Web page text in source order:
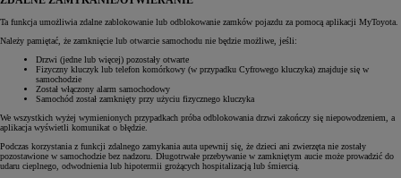
Ta funkcja umożliwia zdalne zablokowanie lub odblokowanie zamków pojazdu za pomocą aplikacji MyToyota.
Należy pamiętać, że zamknięcie lub otwarcie samochodu nie będzie możliwe, jeśli:
Drzwi (jedne lub więcej) pozostały otwarte
Fizyczny kluczyk lub telefon komórkowy (w przypadku Cyfrowego kluczyka) znajduje się w
samochodzie
Został włączony alarm samochodowy
Samochód został zamknięty przy użyciu fizycznego kluczyka
We wszystkich wyżej wymienionych przypadkach próba odblokowania drzwi zakończy się niepowodzeniem, a
aplikacja wyświetli komunikat o błędzie.
Podczas korzystania z funkcji zdalnego zamykania auta upewnij się, że dzieci ani zwierzęta nie zostały
pozostawione w samochodzie bez nadzoru. Długotrwałe przebywanie w zamkniętym aucie może prowadzić do
udaru cieplnego, odwodnienia lub hipotermii grożących hospitalizacją lub śmiercią.